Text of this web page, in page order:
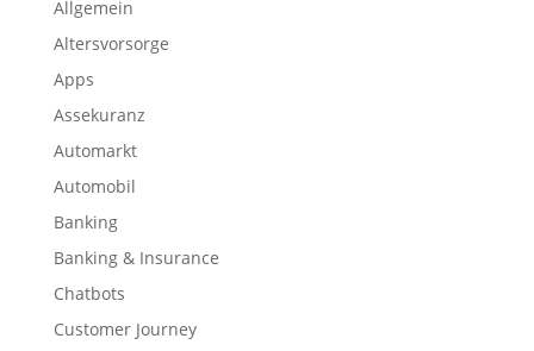
Allgemein
Altersvorsorge
Apps
Assekuranz
Automarkt
Automobil
Banking
Banking & Insurance
Chatbots
Customer Journey